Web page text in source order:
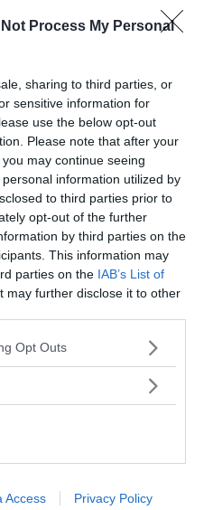
Not Process My Personal
sharing to third parties, or
sensitive information for
use the below opt-out
Please note that after your
may continue seeing
information utilized by
to third parties prior to
opt-out of the further
by third parties on the
This information may
parties on the IAB’s List of
may further disclose it to other
uses one or more Google
behaviour. You may click to
purposes in below Google
Opt Outs
Access Privacy Policy
anche
COMPETENZE ATTEGGIAMENTO
l'autostima
Branden, uno dei nomi di
senza